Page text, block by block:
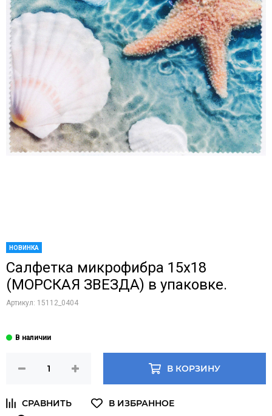
НОВИНКА
Салфетка микрофибра 15х18
(МОРСКАЯ ЗВЕЗДА) в упаковке.
Артикул: 15112_0404
В КОРЗИНУ